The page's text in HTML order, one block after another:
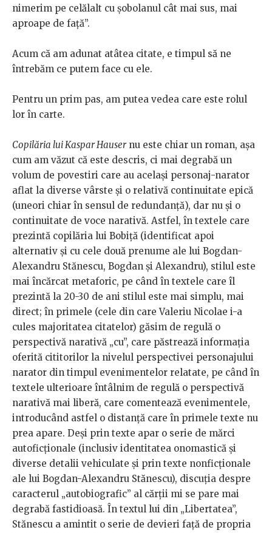
nimerim pe celălalt cu şobolanul cât mai sus, mai
aproape de faţă”.
Acum că am adunat atâtea citate, e timpul să ne
întrebăm ce putem face cu ele.
Pentru un prim pas, am putea vedea care este rolul
lor în carte.
Copilăria lui Kaspar Hausernu este chiar un roman, așa
cum am văzut că este descris, ci mai degrabă un
volum de povestiri care au același personaj-narator
aflat la diverse vârste și o relativă continuitate epică
(uneori chiar în sensul de redundanță), dar nu și o
continuitate de voce narativă. Astfel, în textele care
prezintă copilăria lui Bobiță (identificat apoi
alternativ și cu cele două prenume ale lui Bogdan-
Alexandru Stănescu, Bogdan și Alexandru), stilul este
mai încărcat metaforic, pe când în textele care îl
prezintă la 20-30 de ani stilul este mai simplu, mai
direct; în primele (cele din care Valeriu Nicolae i-a
cules majoritatea citatelor) găsim de regulă o
perspectivă narativă „cu”, care păstrează informația
oferită cititorilor la nivelul perspectivei personajului
narator din timpul evenimentelor relatate, pe când în
textele ulterioare întâlnim de regulă o perspectivă
narativă mai liberă, care comentează evenimentele,
introducând astfel o distanță care în primele texte nu
prea apare. Deși prin texte apar o serie de mărci
autoficționale (inclusiv identitatea onomastică și
diverse detalii vehiculate și prin texte nonficționale
ale lui Bogdan-Alexandru Stănescu), discuția despre
caracterul „autobiografic” al cărții mi se pare mai
degrabă fastidioasă. În textul lui din „Libertatea”,
Stănescu a amintit o serie de devieri față de propria